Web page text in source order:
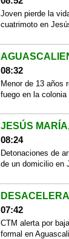
Joven pierde la
cuatrimoto en
08:32
Menor de 13 años
fuego en la colonia
JESÚS
08:24
Detonaciones de
de un domicilio en
07:42
CTM alerta por
formal en